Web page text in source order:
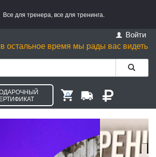
Все для тренера, все для тренинга.
Войти
время мы рады вас видеть пн. -
0